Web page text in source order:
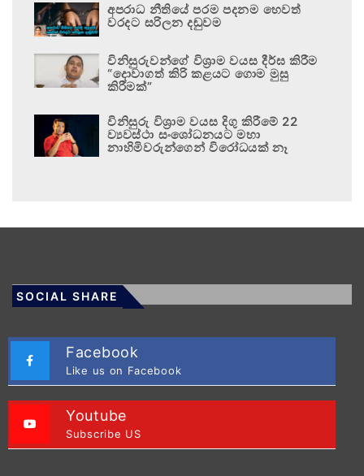
අපරාධ නීතියේ පරම පදනම හෙවත්
වරදට සරිලන දඬුවම
විනිසුරුවන්ගේ විශ්‍රාම වයස දීර්ඝ කිරීම
“දොවාගත් කිරි කළයට ගොම මුසු
කිරීමක්”
විනිසුරු විශ්‍රාම වයස දිගු කිරීමේ 22
ව්‍යවස්ථා සංශෝධනයට මහා
නාහිමිවරුන්ගෙන් විරෝධයක් නෑ
SOCIAL SHARE
Facebook
Like us on Facebook
Youtube
Subscribe US